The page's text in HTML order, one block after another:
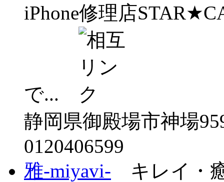
iPhone修理店
で...
静岡県御殿場市神場
0120406599
雅-miyavi- キレイ・